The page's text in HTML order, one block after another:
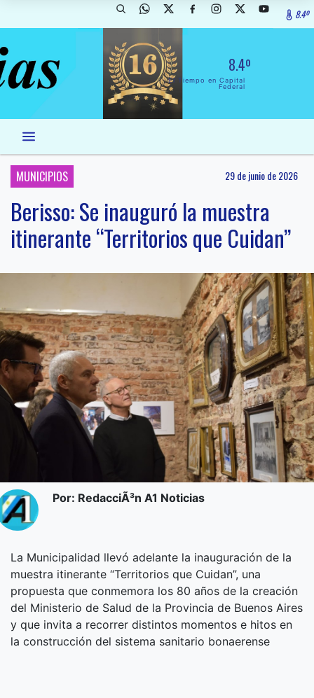
8.4º
8.4º
El Tiempo en Capital
Federal
MUNICIPIOS 29 de junio de 2026
Berisso: Se inauguró la muestra
itinerante “Territorios que Cuidan”
Por: RedacciÃ³n A1 Noticias
La Municipalidad llevó adelante la inauguración de la
muestra itinerante “Territorios que Cuidan”, una
propuesta que conmemora los 80 años de la creación
del Ministerio de Salud de la Provincia de Buenos Aires
y que invita a recorrer distintos momentos e hitos en
la construcción del sistema sanitario bonaerense